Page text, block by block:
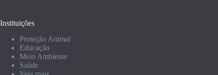
Instituições
Proteção Animal
Educação
Meio Ambiente
Saúde